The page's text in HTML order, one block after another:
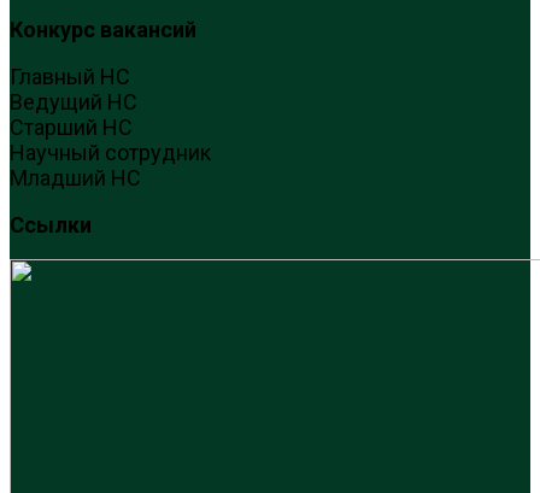
Конкурс вакансий
Главный НС
Ведущий НС
Старший НС
Научный сотрудник
Младший НС
Ссылки